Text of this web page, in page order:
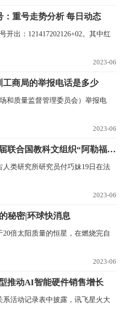
重号走势分析 每日动态
开出：121417202126+02。其中红
2023-06
商局的举报电话是多少
和质量监督管理委员会）举报电
2023-06
中国科学家付巧妹获得首届联合国教科文组织“阿勒福赞奖”-资讯
类研究所研究员付巧妹19日在法
2023-06
秘密|环球快消息
倍太阳质量的恒星，在燃烧完自
2023-06
推动AI智能硬件销售增长
活动记录表中披露，讯飞星火大